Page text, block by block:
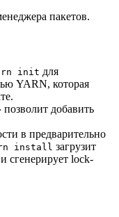
пакетов.
init для
YARN, которая
позволит добавить
в предварительно
install загрузит
сгенерирует lock-